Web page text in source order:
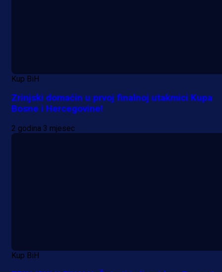
Kup BiH
Zrinjski domaćin u prvoj finalnoj utakmici Kupa
Bosne i Hercegovine!
2 godina 3 mjesec
Kup BiH